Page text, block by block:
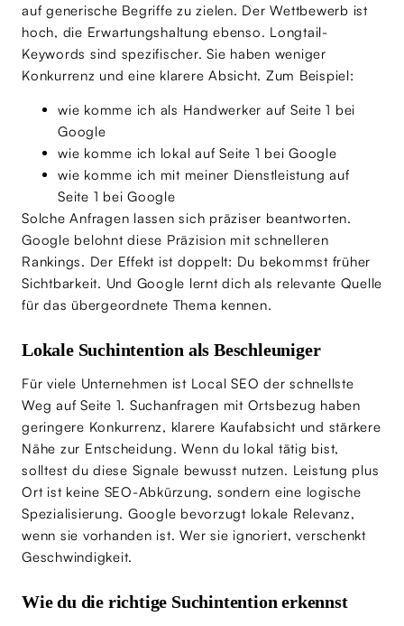
auf generische Begriffe zu zielen. Der Wettbewerb ist
hoch, die Erwartungshaltung ebenso. Longtail-
Keywords sind spezifischer. Sie haben weniger
Konkurrenz und eine klarere Absicht. Zum Beispiel:
wie komme ich als Handwerker auf Seite 1 bei
Google
wie komme ich lokal auf Seite 1 bei Google
wie komme ich mit meiner Dienstleistung auf
Seite 1 bei Google
Solche Anfragen lassen sich präziser beantworten.
Google belohnt diese Präzision mit schnelleren
Rankings. Der Effekt ist doppelt: Du bekommst früher
Sichtbarkeit. Und Google lernt dich als relevante Quelle
für das übergeordnete Thema kennen.
Lokale Suchintention als Beschleuniger
Für viele Unternehmen ist Local SEO der schnellste
Weg auf Seite 1. Suchanfragen mit Ortsbezug haben
geringere Konkurrenz, klarere Kaufabsicht und stärkere
Nähe zur Entscheidung. Wenn du lokal tätig bist,
solltest du diese Signale bewusst nutzen. Leistung plus
Ort ist keine SEO-Abkürzung, sondern eine logische
Spezialisierung. Google bevorzugt lokale Relevanz,
wenn sie vorhanden ist. Wer sie ignoriert, verschenkt
Geschwindigkeit.
Wie du die richtige Suchintention erkennst